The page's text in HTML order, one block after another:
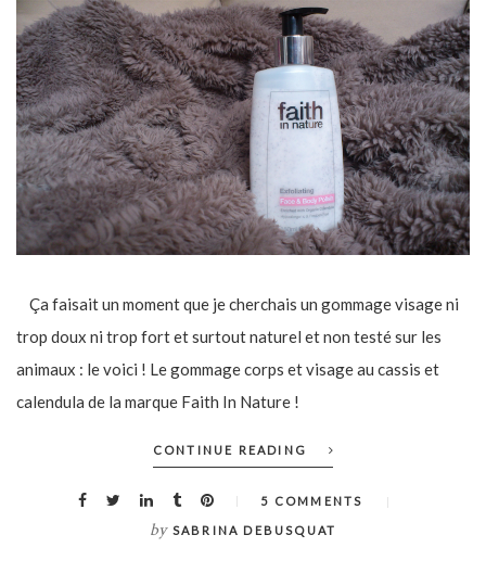
Ça faisait un moment que je cherchais un gommage visage ni
trop doux ni trop fort et surtout naturel et non testé sur les
animaux : le voici ! Le gommage corps et visage au cassis et
calendula de la marque Faith In Nature !
CONTINUE READING
5 COMMENTS
by SABRINA DEBUSQUAT